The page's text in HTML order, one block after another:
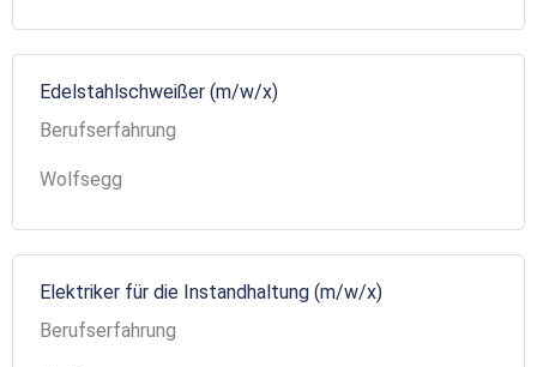
Edelstahlschweißer (m/w/x)
Berufserfahrung
Wolfsegg
Elektriker für die Instandhaltung (m/w/x)
Berufserfahrung